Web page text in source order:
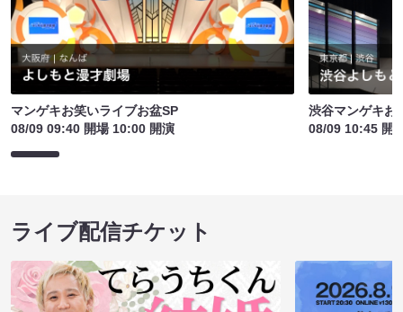
マンゲキお笑いライブお盆SP
08/09 09:40 開場 10:00 開演
渋谷マンゲキ
08/09 10:45 開
ライブ配信チケット